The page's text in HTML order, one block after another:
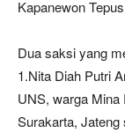
Kapanewon
Dua saksi yang
1.Nita Diah Putri
UNS, warga Mina
Surakarta, Jateng